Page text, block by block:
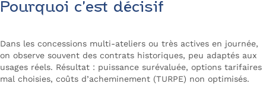
Pourquoi c’est décisif
Dans les concessions multi-ateliers ou très actives en journée,
on observe souvent des contrats historiques, peu adaptés aux
usages réels. Résultat : puissance surévaluée, options tarifaires
mal choisies, coûts d’acheminement (TURPE) non optimisés.